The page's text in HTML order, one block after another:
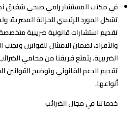
في مكتب المستشار رامي صبحي شفيق
تشكل المورد الرئيسي للخزانة المصرية،
تقديم استشارات قانونية ضريبية
والأفراد، لضمان الامتثال للقوانين
الضريبية. يتمتع فريقنا من محامي
تقديم الدعم القانوني وتوضيح القوانين
أنواعها.
خدماتنا في مجال الضرائب